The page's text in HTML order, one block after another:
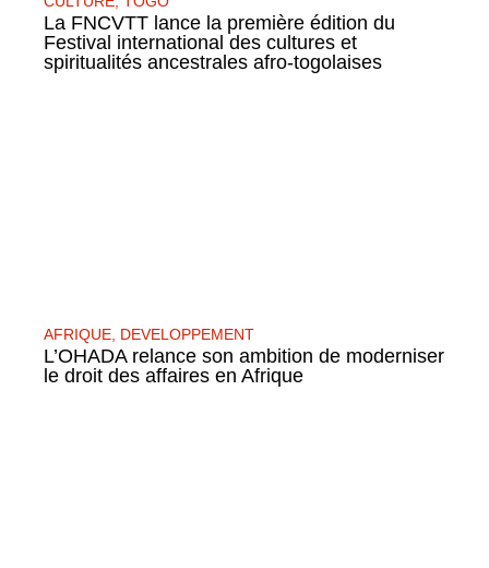
La FNCVTT lance la première édition du
Festival international des cultures et
spiritualités ancestrales afro-togolaises
AFRIQUE DEVELOPPEMENT
L’OHADA relance son ambition de moderniser
le droit des affaires en Afrique